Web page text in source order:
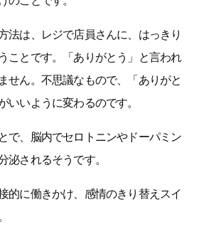
法は、レジで店員さんに、はっきり
ことです。「ありがとう」と言われ
せん。不思議なもので、「ありがと
いいように変わるのです。
で、脳内でセロトニンやドーパミン
泌されるそうです。
的に働きかけ、感情のきり替えスイ